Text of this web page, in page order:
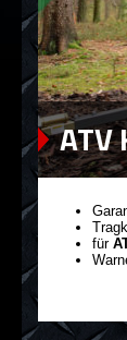
ATV
für